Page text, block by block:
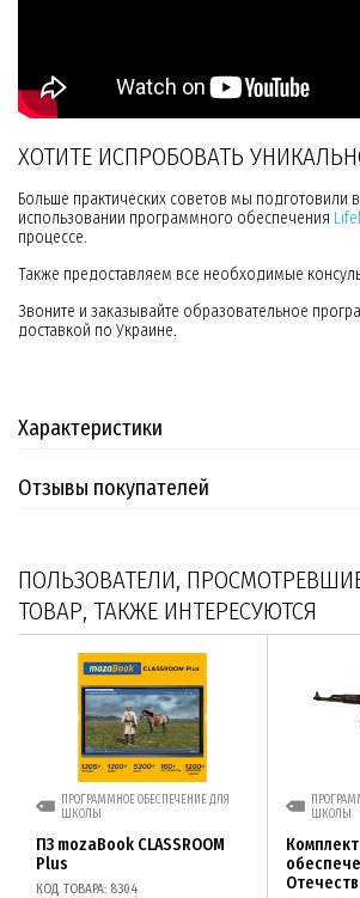
ХОТИТЕ ИСПРОБОВАТЬ
Больше практических советов мы подготовили в
использовании программного обеспечения
процессе.
Также предоставляем все необходимые
Звоните и заказывайте образовательное
доставкой по Украине.
Характеристики
Отзывы покупателей
ПОЛЬЗОВАТЕЛИ,
ТОВАР, ТАКЖЕ ИНТЕРЕСУЮТСЯ
ПРОГРАММНОЕ ОБЕСПЕЧЕНИЕ ДЛЯ
ШКОЛЫ
ПЗ mozaBook CLASSROOM
Plus
КОД ТОВАРА: 8304
ШКОЛЫ